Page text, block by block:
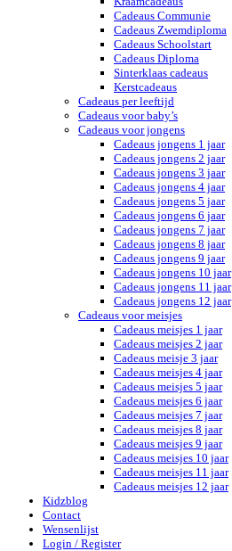
Cadeaus Communie
Cadeaus Zwemdiploma
Cadeaus Schoolstart
Cadeaus Diploma
Sinterklaas cadeaus
Kerstcadeaus
Cadeaus per leeftijd
Cadeaus voor baby’s
Cadeaus voor jongens
Cadeaus jongens 1 jaar
Cadeaus jongens 2 jaar
Cadeaus jongens 3 jaar
Cadeaus jongens 4 jaar
Cadeaus jongens 5 jaar
Cadeaus jongens 6 jaar
Cadeaus jongens 7 jaar
Cadeaus jongens 8 jaar
Cadeaus jongens 9 jaar
Cadeaus jongens 10 jaar
Cadeaus jongens 11 jaar
Cadeaus jongens 12 jaar
Cadeaus voor meisjes
Cadeaus meisjes 1 jaar
Cadeaus meisjes 2 jaar
Cadeaus meisje 3 jaar
Cadeaus meisjes 4 jaar
Cadeaus meisjes 5 jaar
Cadeaus meisjes 6 jaar
Cadeaus meisjes 7 jaar
Cadeaus meisjes 8 jaar
Cadeaus meisjes 9 jaar
Cadeaus meisjes 10 jaar
Cadeaus meisjes 11 jaar
Cadeaus meisjes 12 jaar
Kidzblog
Contact
Wensenlijst
Login / Register